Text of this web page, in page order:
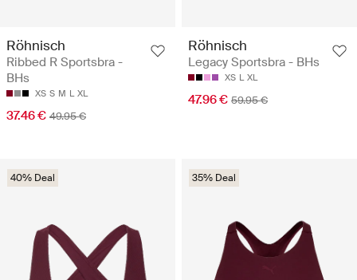
Röhnisch
Ribbed R Sportsbra -
BHs
XS S M L XL
37.46 € 49.95 €
Röhnisch
Legacy Sportsbra - BHs
XS L XL
47.96 € 59.95 €
40% Deal 35% Deal